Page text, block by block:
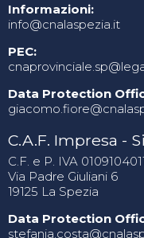
Informazioni:
info@cnalaspezia.it
PEC:
Data Protection
C.A.F. Impresa -
C.F. e P. IVA
Via Padre Giuliani 6
19125 La Spezia
Data Protection